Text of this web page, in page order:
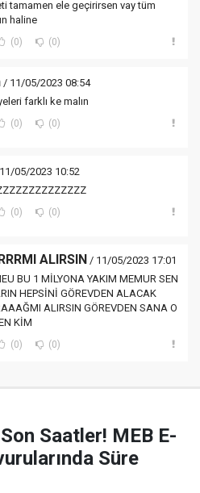
tamamen ele geçirirsen vay tüm
haline
(0) (0)
/ 11/05/2023 08:54
farklı ke malın
(0) (0)
05/2023 10:52
(0) (0)
ALIRSIN / 11/05/2023 17:01
BU 1 MİLYONA YAKIM MEMUR SEN
HEPSİNİ GÖREVDEN ALACAK
ALIRSIN GÖREVDEN SANA O
KİM
(0) (0)
Saatler! MEB E-
Süre